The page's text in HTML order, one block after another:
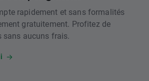
rapidement et sans formalités
gratuitement. Profitez de
sans aucuns frais.